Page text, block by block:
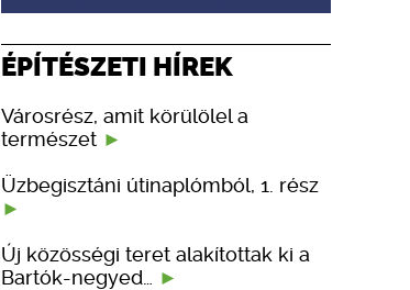
ÉPÍTÉSZETI HÍREK
Városrész, amit körülölel a
természet
Üzbegisztáni útinaplómból, 1. rész
Új közösségi teret alakítottak ki a
Bartók-negyed…